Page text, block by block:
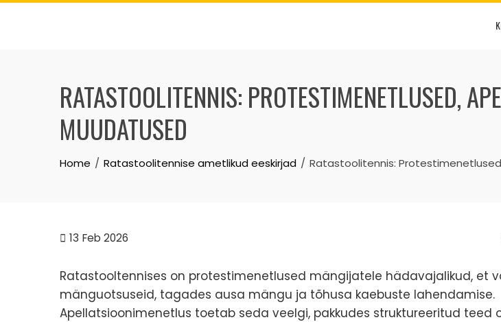
Skip
RATASTOOLITENNIS: PROTESTIMENETLUSED,
MUUDATUSED
Home Ratastoolitennise ametlikud eeskirjad Ratastoolitennis:
13 Feb 2026
Ratastooltennises on protestimenetlused mängijatele hädavajalikud, et
mänguotsuseid, tagades ausa mängu ja tõhusa kaebuste lahendamise.
Apellatsioonimenetlus toetab seda veelgi, pakkudes struktureeritud teed